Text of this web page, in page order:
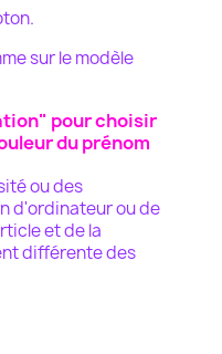
sur le modèle
pour choisir
du prénom
ou des
d'ordinateur ou de
et de la
différente des